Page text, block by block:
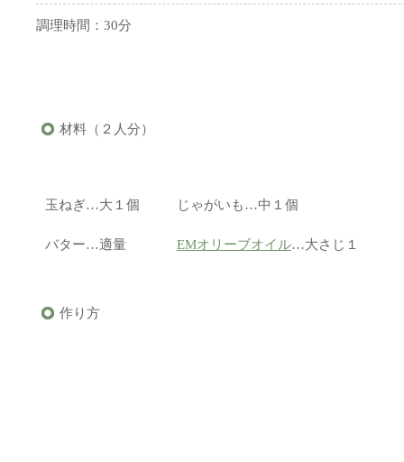
調理時間：30分
材料（２人分）
玉ねぎ…大１個 じゃがいも…中１個
バター…適量 EMオリーブオイル…大さじ１
作り方